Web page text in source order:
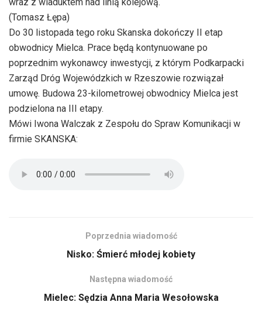
(Tomasz Łępa)
Do 30 listopada tego roku Skanska dokończy II etap
obwodnicy Mielca. Prace będą kontynuowane po
poprzednim wykonawcy inwestycji, z którym Podkarpacki
Zarząd Dróg Wojewódzkich w Rzeszowie rozwiązał
umowę. Budowa 23-kilometrowej obwodnicy Mielca jest
podzielona na III etapy.
Mówi Iwona Walczak z Zespołu do Spraw Komunikacji w
firmie SKANSKA:
Poprzednia wiadomość
Nisko: Śmierć młodej kobiety
Następna wiadomość
Mielec: Sędzia Anna Maria Wesołowska